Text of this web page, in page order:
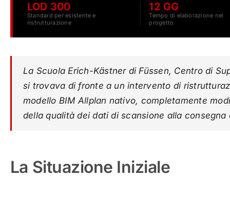
LOD 300
Standard per esistente e
ristrutturazione
12 GG
Tempo di elaborazione nel
progetto
La Scuola Erich-Kästner di Füssen, Centro di
si trovava di fronte a un intervento di
modello BIM Allplan nativo, completamente
della qualità dei dati di scansione alla
La Situazione Iniziale